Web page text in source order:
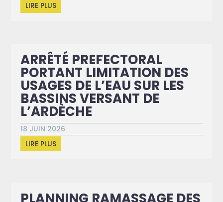
LIRE PLUS
ARRÊTÉ PREFECTORAL
PORTANT LIMITATION DES
USAGES DE L’EAU SUR LES
BASSINS VERSANT DE
L’ARDÈCHE
18 JUIN 2026
LIRE PLUS
PLANNING RAMASSAGE DES